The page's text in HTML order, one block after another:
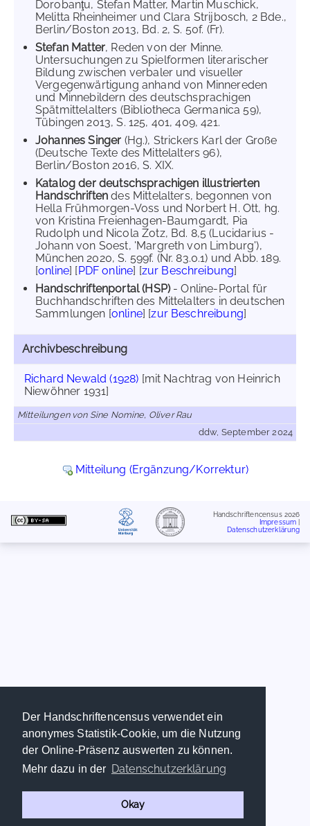
Der Handschriftencensus verwendet ein
anonymes Statistik-Cookie, um die Nutzung
der Online-Präsenz auswerten zu können.
Mehr dazu in der Datenschutzerklärung
Okay
Dorobanţu, Stefan Matter, Martin Muschick,
Melitta Rheinheimer und Clara Strijbosch, 2 Bde.,
Berlin/Boston 2013, Bd. 2, S. 50f. (Fr).
Stefan Matter, Reden von der Minne.
Untersuchungen zu Spielformen literarischer
Bildung zwischen verbaler und visueller
Vergegenwärtigung anhand von Minnereden
und Minnebildern des deutschsprachigen
Spätmittelalters (Bibliotheca Germanica 59),
Tübingen 2013, S. 125, 401, 409, 421.
Johannes Singer (Hg.), Strickers Karl der Große
(Deutsche Texte des Mittelalters 96),
Berlin/Boston 2016, S. XIX.
Katalog der deutschsprachigen illustrierten
Handschriftendes Mittelalters, begonnen von
Hella Frühmorgen-Voss und Norbert H. Ott, hg.
von Kristina Freienhagen-Baumgardt, Pia
Rudolph und Nicola Zotz, Bd. 8,5 (Lucidarius -
Johann von Soest, 'Margreth von Limburg'),
München 2020, S. 599f. (Nr. 83.0.1) und Abb. 189.
[online] [PDF online] [zur Beschreibung]
Handschriftenportal (HSP)- Online-Portal für
Buchhandschriften des Mittelalters in deutschen
Sammlungen [online] [zur Beschreibung]
Archivbeschreibung
Richard Newald (1928) [mit Nachtrag von Heinrich
Niewöhner 1931]
Mitteilungen von Sine Nomine, Oliver Rau
ddw, September 2024
Mitteilung (Ergänzung/Korrektur)
Handschriftencensus 2026
Impressum
Datenschutzerklärung